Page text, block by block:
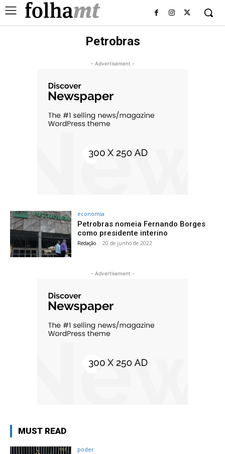
Petrobras
- Advertisement -
economia
Petrobras nomeia Fernando Borges
como presidente interino
Redação - 20 de junho de 2022
- Advertisement -
MUST READ
poder